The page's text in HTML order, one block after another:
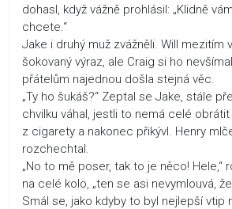
dohasl, když vážně prohlásil: „Klidně
chcete.“
Jake i druhý muž zvážněli. Will mezitím
šokovaný výraz, ale Craig si ho
přátelům najednou došla stejná věc.
„Ty ho šukáš?“ Zeptal se Jake, stále
chvilku váhal, jestli to nemá celé
z cigarety a nakonec přikývl. Henry
rozchechtal.
„No to mě poser, tak to je něco! Hele,“
na celé kolo, „ten se asi nevymlouvá,
Smál se, jako kdyby to byl nejlepší vtip